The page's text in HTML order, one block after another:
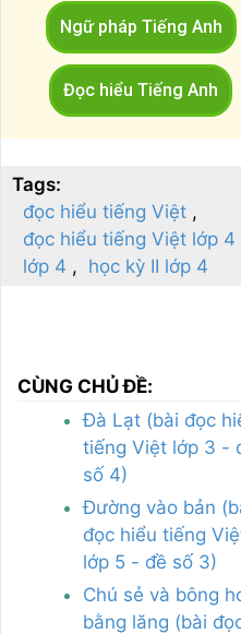
Ngữ pháp Tiếng Anh
Đọc hiểu Tiếng Anh
Tags:
đọc hiểu tiếng Việt
đọc hiểu tiếng Việt lớp 4
lớp 4
học kỳ II lớp 4
CÙNG CHỦ ĐỀ:
Đà Lạt (bài đọc
tiếng Việt lớp 3 -
số 4)
Đường vào bản
đọc hiểu tiếng
lớp 5 - đề số 3)
Chú sẻ và bông
bằng lăng (bài